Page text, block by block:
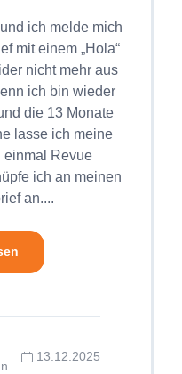
ich melde mich
mit einem „Hola“
nicht mehr aus
ich bin wieder
die 13 Monate
lasse ich meine
einmal Revue
ich an meinen
an....
13.12.2025